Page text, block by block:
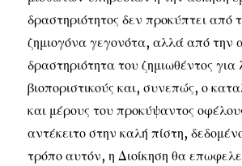
δραστηριότητος δεν προκύπτει από
ζημιογόνα γεγονότα, αλλά από την
δραστηριότητα του ζημιωθέντος για
βιοποριστικούς και, συνεπώς, ο
και μέρους του προκύψαντος
αντέκειτο στην καλή πίστη,
τρόπο αυτόν, η Διοίκηση θα